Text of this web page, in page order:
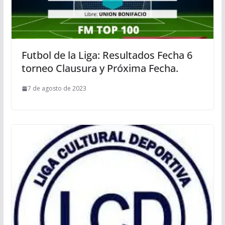
Futbol de la Liga: Resultados Fecha 6
torneo Clausura y Próxima Fecha.
7 de agosto de 2023